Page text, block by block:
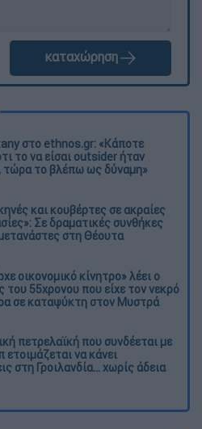
καταχώρηση
στο ethnos.gr: «Κάποτε
το να είσαι outsider ήταν
τώρα το βλέπω ως δύναμη»
και κουβέρτες σε ακραίες
Σε δραματικές συνθήκες
στη Θέουτα
οικονομικό κίνητρο» λέει ο
του 55χρονου που είχε τον νεκρό
σε καταψύκτη στον Μυστρά
πετρελαϊκή που συνδέεται με
ετοιμάζεται να κάνει
στη Γροιλανδία... χωρίς άδεια